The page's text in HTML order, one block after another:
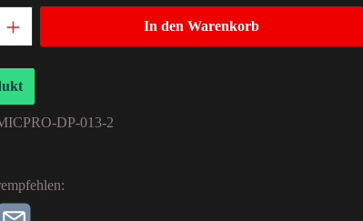
In den Warenkorb
DP-013-2